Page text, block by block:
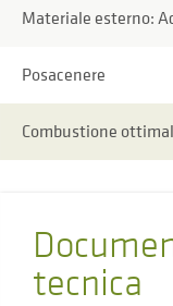
Materiale esterno:
Posacenere
Combustione
tecnica